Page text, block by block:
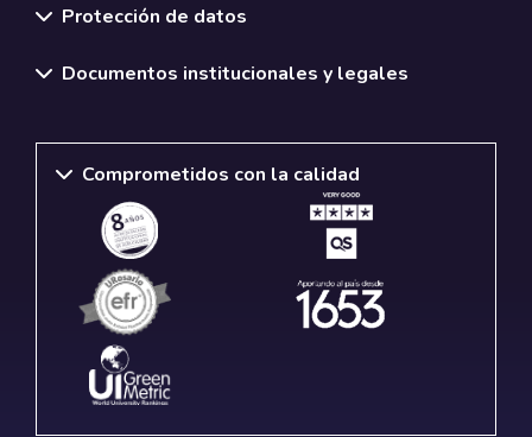
Protección de datos
Documentos institucionales y legales
Comprometidos con la calidad